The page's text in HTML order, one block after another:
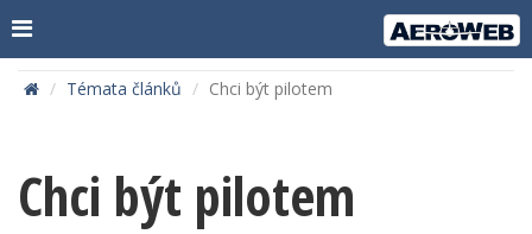
Témata článků Chci být pilotem
Chci být pilotem